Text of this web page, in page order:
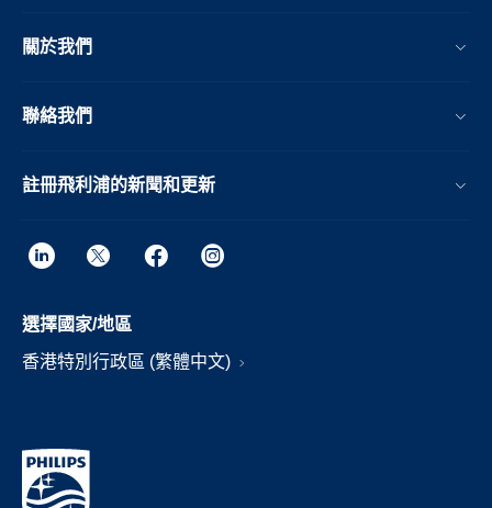
關於我們
聯絡我們
註冊飛利浦的新聞和更新
選擇國家/地區
香港特別行政區 (繁體中文)